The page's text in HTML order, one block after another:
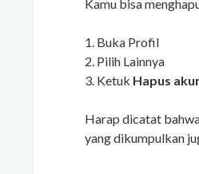
Kamu bisa
1. Buka Profil
2. Pilih Lainnya
3. Ketuk Hapus
Harap dicatat
yang dikumpulkan